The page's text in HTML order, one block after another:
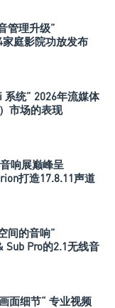
管理升级”
家庭影院功放发布
统” 2026年流媒体
市场的表现
响展巅峰呈
打造17.8.11声道
间的音响”
Sub Pro的2.1无线音
面细节“ 专业视频